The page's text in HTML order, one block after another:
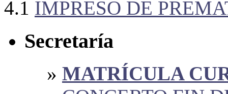
4.1 IMPRESO DE
Secretaría
MATRÍCULA